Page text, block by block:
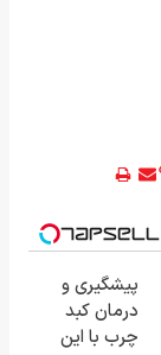
پیشگیری و
درمان کبد
چرب با این